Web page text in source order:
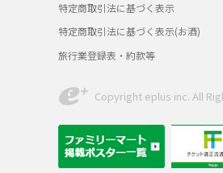
特定商取引法に基づく表示
特定商取引法に基づく表示(お酒)
旅行業登録表・約款等
Copyright eplus inc. All